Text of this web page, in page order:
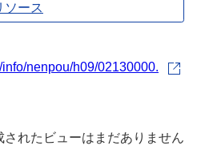
ソース
nenpou/h09/02130000.
れたビューはまだありません